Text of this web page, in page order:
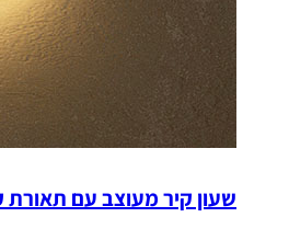
שעון קיר מעוצב עם תאורת